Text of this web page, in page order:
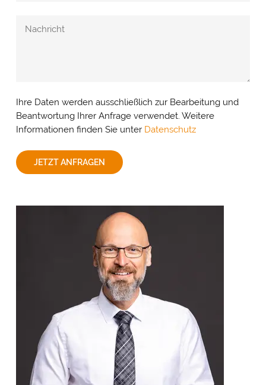
Ihre Daten werden ausschließlich zur Bearbeitung und
Beantwortung Ihrer Anfrage verwendet. Weitere
Informationen finden Sie unter Datenschutz
JETZT ANFRAGEN